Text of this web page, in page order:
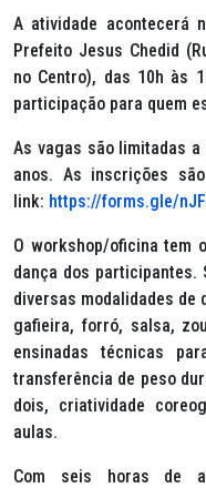
A atividade acontecerá
Prefeito Jesus Chedid
no Centro), das 10h às
participação para quem
As vagas são limitadas
anos. As inscrições
link: https://forms.gle/
O workshop/oficina tem
dança dos participantes.
diversas modalidades de
gafieira, forró, salsa,
ensinadas técnicas
transferência de peso
dois, criatividade
aulas.
Com seis horas de